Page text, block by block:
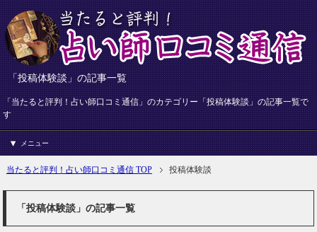
「投稿体験談」の記事一覧
「当たると評判！占い師口コミ通信」のカテゴリー「投稿体験談」の記事一覧で
す
メニュー
当たると評判！占い師口コミ通信 TOP 投稿体験談
「投稿体験談」の記事一覧